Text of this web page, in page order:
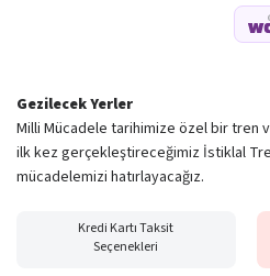
Gezilecek Yerler
Milli Mücadele tarihimize özel bir tren
ilk kez gerçekleştireceğimiz İstiklal
mücadelemizi hatırlayacağız.
Kredi Kartı Taksit
Seçenekleri